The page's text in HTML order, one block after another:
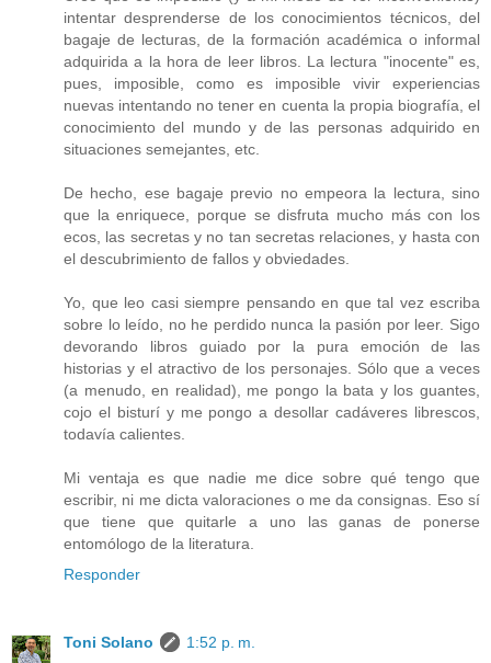
intentar desprenderse de los conocimientos técnicos, del
bagaje de lecturas, de la formación académica o informal
adquirida a la hora de leer libros. La lectura "inocente" es,
pues, imposible, como es imposible vivir experiencias
nuevas intentando no tener en cuenta la propia biografía, el
conocimiento del mundo y de las personas adquirido en
situaciones semejantes, etc.
De hecho, ese bagaje previo no empeora la lectura, sino
que la enriquece, porque se disfruta mucho más con los
ecos, las secretas y no tan secretas relaciones, y hasta con
el descubrimiento de fallos y obviedades.
Yo, que leo casi siempre pensando en que tal vez escriba
sobre lo leído, no he perdido nunca la pasión por leer. Sigo
devorando libros guiado por la pura emoción de las
historias y el atractivo de los personajes. Sólo que a veces
(a menudo, en realidad), me pongo la bata y los guantes,
cojo el bisturí y me pongo a desollar cadáveres librescos,
todavía calientes.
Mi ventaja es que nadie me dice sobre qué tengo que
escribir, ni me dicta valoraciones o me da consignas. Eso sí
que tiene que quitarle a uno las ganas de ponerse
entomólogo de la literatura.
Responder
Toni Solano
1:52 p. m.